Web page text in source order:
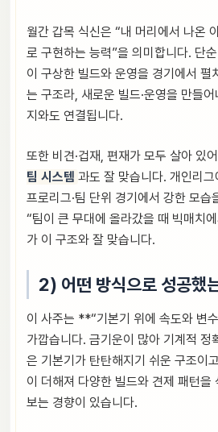
월간 갑목 식신은 “내 머리에서 나온
로 구현하는 능력”을 의미합니다. 단
이 구상한 빌드와 운영을 경기에서 펼
는 구조라, 새로운 빌드·운영을 만들어
지와도 연결됩니다.
또한 비견·겁재, 편재가 모두 살아 있어
팀 시스템 과도 잘 맞습니다. 개인리
프로리그·팀 단위 경기에서 강한 모습
“팀이 큰 무대에 올라갔을 때 빅매치
가 이 구조와 잘 맞습니다.
2) 어떤 방식으로 성공했
이 사주는 **“기본기 위에 속도와 변
가깝습니다. 금기운이 많아 기계적 정
은 기본기가 탄탄해지기 쉬운 구조이
이 더해져 다양한 빌드와 견제 패턴을
보는 경향이 있습니다.